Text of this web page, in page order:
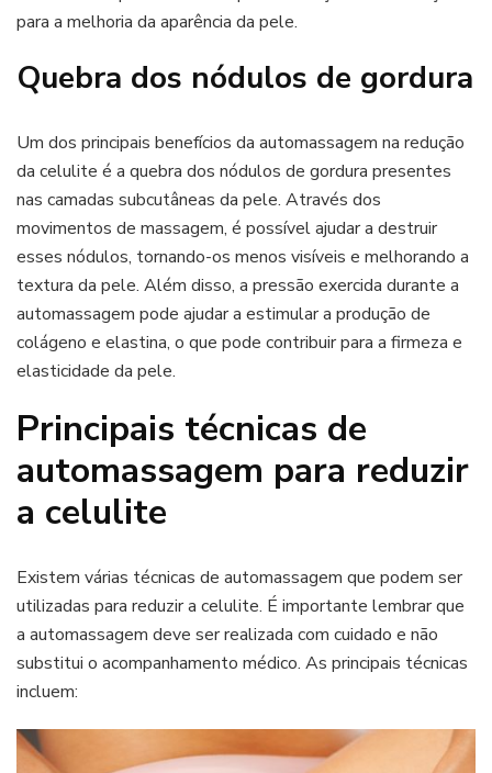
para a melhoria da aparência da pele.
Quebra dos nódulos de gordura
Um dos principais benefícios da automassagem na redução
da celulite é a quebra dos nódulos de gordura presentes
nas camadas subcutâneas da pele. Através dos
movimentos de massagem, é possível ajudar a destruir
esses nódulos, tornando-os menos visíveis e melhorando a
textura da pele. Além disso, a pressão exercida durante a
automassagem pode ajudar a estimular a produção de
colágeno e elastina, o que pode contribuir para a firmeza e
elasticidade da pele.
Principais técnicas de
automassagem para reduzir
a celulite
Existem várias técnicas de automassagem que podem ser
utilizadas para reduzir a celulite. É importante lembrar que
a automassagem deve ser realizada com cuidado e não
substitui o acompanhamento médico. As principais técnicas
incluem: